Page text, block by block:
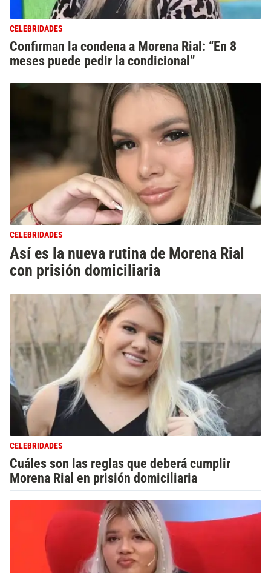
CELEBRIDADES
Confirman la condena a Morena Rial: “En 8
meses puede pedir la condicional”
CELEBRIDADES
Así es la nueva rutina de Morena Rial
con prisión domiciliaria
CELEBRIDADES
Cuáles son las reglas que deberá cumplir
Morena Rial en prisión domiciliaria